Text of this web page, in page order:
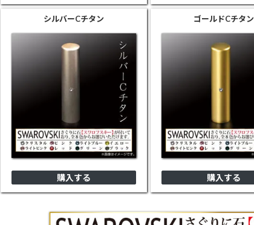
シルバーCチタン
購入する
ゴールドCチタン
購入する